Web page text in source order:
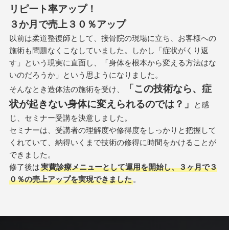
リピート率アップ！
３か月で売上３０％アップ
以前は柔道整復師として、接骨院の現場に立ち、お客様への
施術も問題なくこなしていました。しかし「症状がくり返
す」という現実に直面し、「身体を根本から変える方法はな
いのだろうか」という思ようになりました。
そんなとき造体法の施術を受け、
「この技術なら、症
状が起きない身体に変えられるのでは？」
と感
じ、セミナー受講を決意しました。
セミナーは、受講者の理解度や修得度をしっかりと把握して
くれていて、納得いくまで技術の修得に時間をかけることが
できました。
修了後は実費診療メニューとして運用を開始し、３ヶ月で３
０％の売上アップを実現できました。